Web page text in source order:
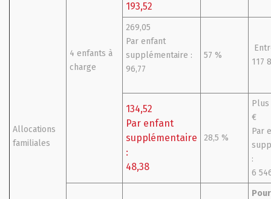
Allocations
familiales
4 enfants à
charge
193,52
269,05
Par enfant
supplémentaire :
96,77
57 %
117
134,52
Par enfant
supplémentaire
:
48,38
28,5 %
Plus
€
Par
:
6